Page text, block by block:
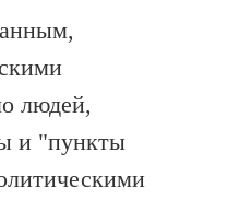
людей,
и "пункты